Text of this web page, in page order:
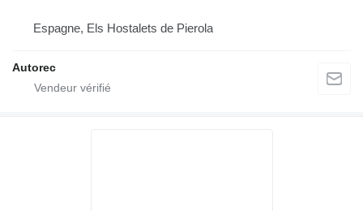
Espagne, Els Hostalets de Pierola
Autorec